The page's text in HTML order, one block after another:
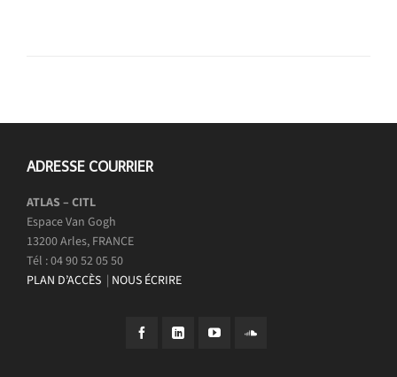
ADRESSE COURRIER
ATLAS – CITL
Espace Van Gogh
13200 Arles, FRANCE
Tél : 04 90 52 05 50
PLAN D’ACCÈS | NOUS ÉCRIRE